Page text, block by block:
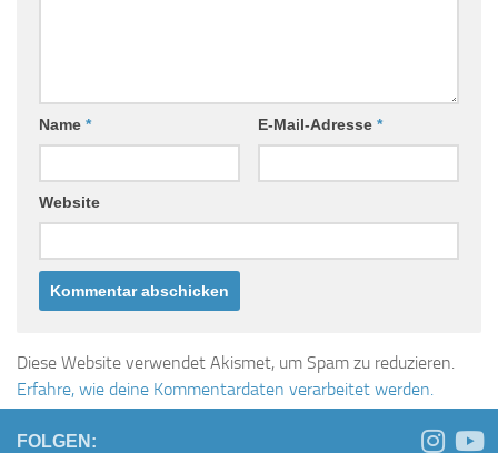
Name * E-Mail-Adresse *
Website
Diese Website verwendet Akismet, um Spam zu reduzieren.
Erfahre, wie deine Kommentardaten verarbeitet werden.
FOLGEN: